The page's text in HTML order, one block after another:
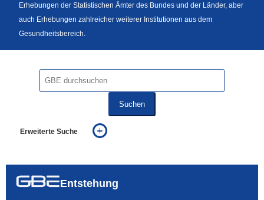
Erhebungen der Statistischen Ämter des Bundes und der Länder, aber
auch Erhebungen zahlreicher weiterer Institutionen aus dem
Gesundheitsbereich.
Suchen
Erweiterte Suche
auch in allen Texten suchen (Volltextsuche)
Entstehung